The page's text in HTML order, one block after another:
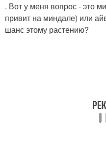
. Вот у меня вопрос - это
привит на миндале) или
шанс этому растению?